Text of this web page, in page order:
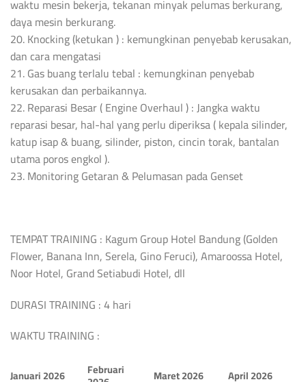
waktu mesin bekerja, tekanan minyak pelumas berkurang,
daya mesin berkurang.
20. Knocking (ketukan ) : kemungkinan penyebab kerusakan,
dan cara mengatasi
21. Gas buang terlalu tebal : kemungkinan penyebab
kerusakan dan perbaikannya.
22. Reparasi Besar ( Engine Overhaul ) : Jangka waktu
reparasi besar, hal-hal yang perlu diperiksa ( kepala silinder,
katup isap & buang, silinder, piston, cincin torak, bantalan
utama poros engkol ).
23. Monitoring Getaran & Pelumasan pada Genset
TEMPAT TRAINING : Kagum Group Hotel Bandung (Golden
Flower, Banana Inn, Serela, Gino Feruci), Amaroossa Hotel,
Noor Hotel, Grand Setiabudi Hotel, dll
DURASI TRAINING : 4 hari
WAKTU TRAINING :
Januari 2026 Februari Maret 2026
April 2026